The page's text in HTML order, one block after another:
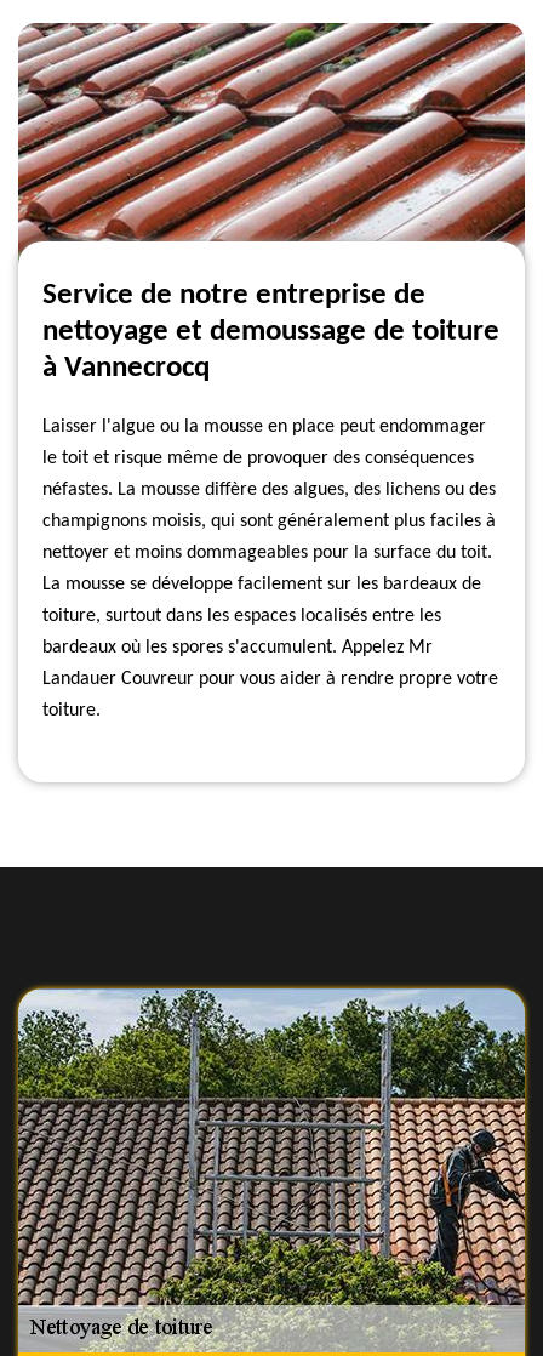
Service de notre entreprise de
nettoyage et demoussage de toiture
à Vannecrocq
Laisser l'algue ou la mousse en place peut endommager
le toit et risque même de provoquer des conséquences
néfastes. La mousse diffère des algues, des lichens ou des
champignons moisis, qui sont généralement plus faciles à
nettoyer et moins dommageables pour la surface du toit.
La mousse se développe facilement sur les bardeaux de
toiture, surtout dans les espaces localisés entre les
bardeaux où les spores s'accumulent. Appelez Mr
Landauer Couvreur pour vous aider à rendre propre votre
toiture.